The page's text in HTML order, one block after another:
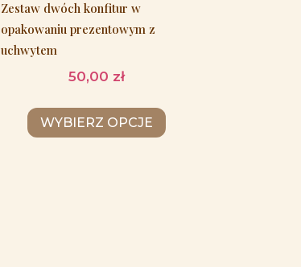
Zestaw dwóch konfitur w
opakowaniu prezentowym z
uchwytem
50,00 zł
WYBIERZ OPCJE